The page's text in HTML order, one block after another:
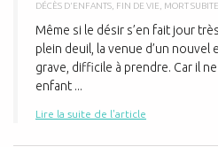
DÉCÈS D'ENFANTS FIN DE VIE MORT
Même si le désir s’en fait jour
plein deuil, la venue d’un
grave, difficile à prendre. Car il
enfant ...
Lire la suite de l'article